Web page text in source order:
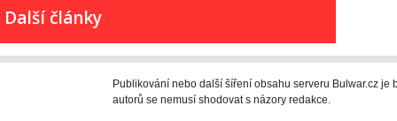
Další články
Publikování nebo další šíření obsahu serveru Bulwar.cz
autorů se nemusí shodovat s názory redakce.